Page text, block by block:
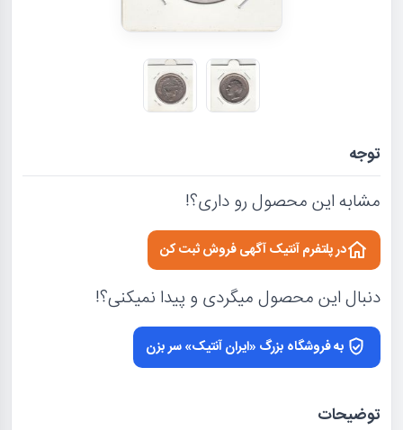
توجه
مشابه این محصول رو داری؟!
در پلتفرم آنتیک آگهی فروش ثبت کن
دنبال این محصول میگردی و پیدا نمیکنی؟!
به فروشگاه بزرگ «ایران آنتیک» سر بزن
توضیحات